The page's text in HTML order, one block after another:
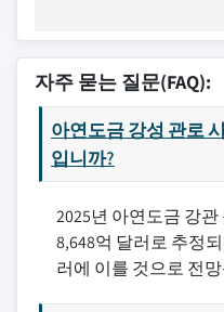
자주 묻는 질문(FAQ):
아연도금 강성 관로
입니까?
2025년 아연도금 강
8,648억 달러로 추정
러에 이를 것으로 전